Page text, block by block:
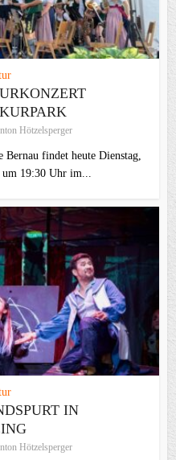
Hötzelsperger
findet heute Dienstag,
19:30 Uhr im...
IN
Hötzelsperger